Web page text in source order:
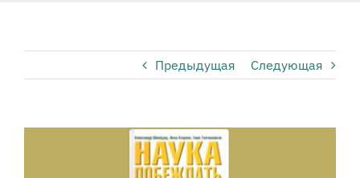
Предыдущая Следующая